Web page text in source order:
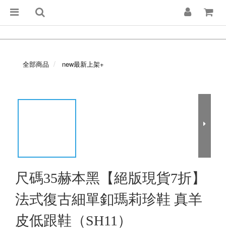
全部商品 new最新上架+
尺碼35赫本黑【絕版現貨7折】
法式復古細單釦瑪莉珍鞋 真羊
皮低跟鞋（SH11）